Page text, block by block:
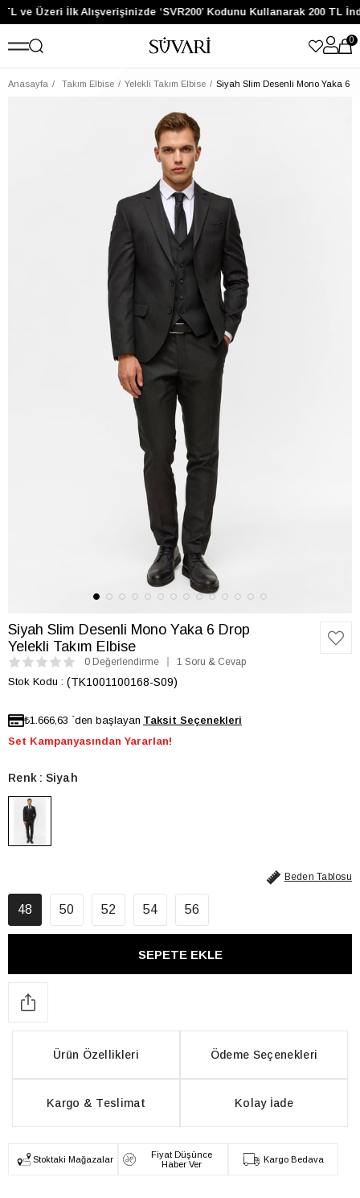
ve Üzeri İlk Alışverişinizde ‘SVR200’ Kodunu Kullanarak 200 TL
0
Anasayfa Takım Elbise Yelekli Takım Elbise Siyah Slim Desenli Mono Yaka 6
Siyah Slim Desenli Mono Yaka 6 Drop
Yelekli Takım Elbise
0 Değerlendirme 1 Soru & Cevap
Stok Kodu (TK1001100168-S09)
₺1.666,63 `den başlayan
Set Kampanyasından Yararlan!
Renk Siyah
Beden Tablosu
48 50 52 54 56
Ürün Özellikleri Ödeme Seçenekleri
Kargo & Teslimat Kolay İade
Stoktaki Mağazalar
Fiyat Düşünce
Haber Ver
Kargo Bedava